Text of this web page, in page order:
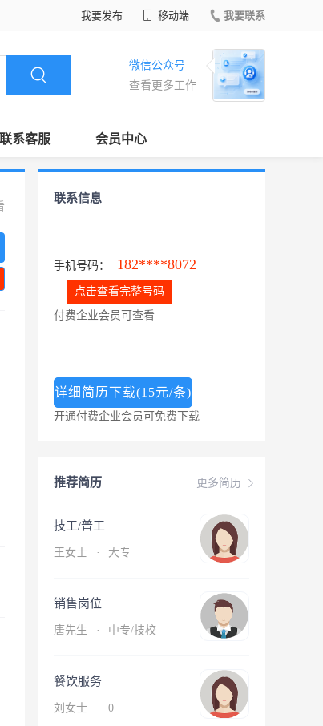
我要发布 移动端 我要联系
微信公众号
查看更多工作
联系客服 会员中心
联系信息
手机号码： 182****8072
点击查看完整号码
付费企业会员可查看
详细简历下载(15元/条)
开通付费企业会员可免费下载
更多简历
推荐简历
技工/普工
王女士 · 大专
销售岗位
唐先生 · 中专/技校
餐饮服务
刘女士 · 0